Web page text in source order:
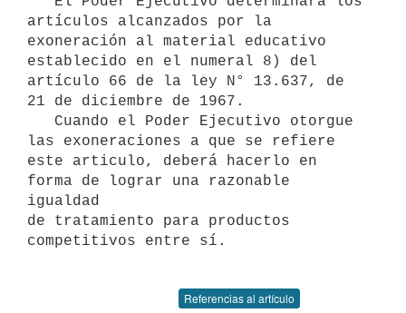
artículos alcanzados por la
exoneración al material educativo
establecido en el numeral 8) del
artículo 66 de la ley N° 13.637, de
21 de diciembre de 1967.
las exoneraciones a que se refiere
este articulo, deberá hacerlo en
forma de lograr una razonable
igualdad
de tratamiento para productos
competitivos entre sí.
Referencias al artículo